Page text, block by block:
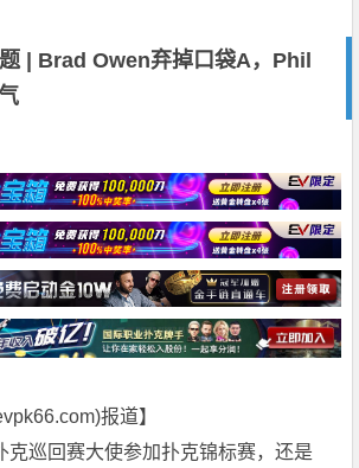
题 | Brad Owen弃掉口袋A，Phil
)报道】
克巡回赛大使参加扑克锦标赛，还是